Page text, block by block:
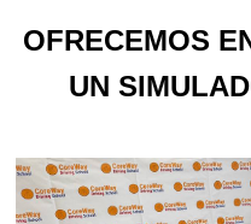
OFRECEMOS
UN